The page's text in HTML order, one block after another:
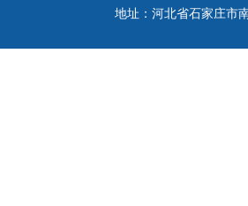
地址：河北省石家庄市